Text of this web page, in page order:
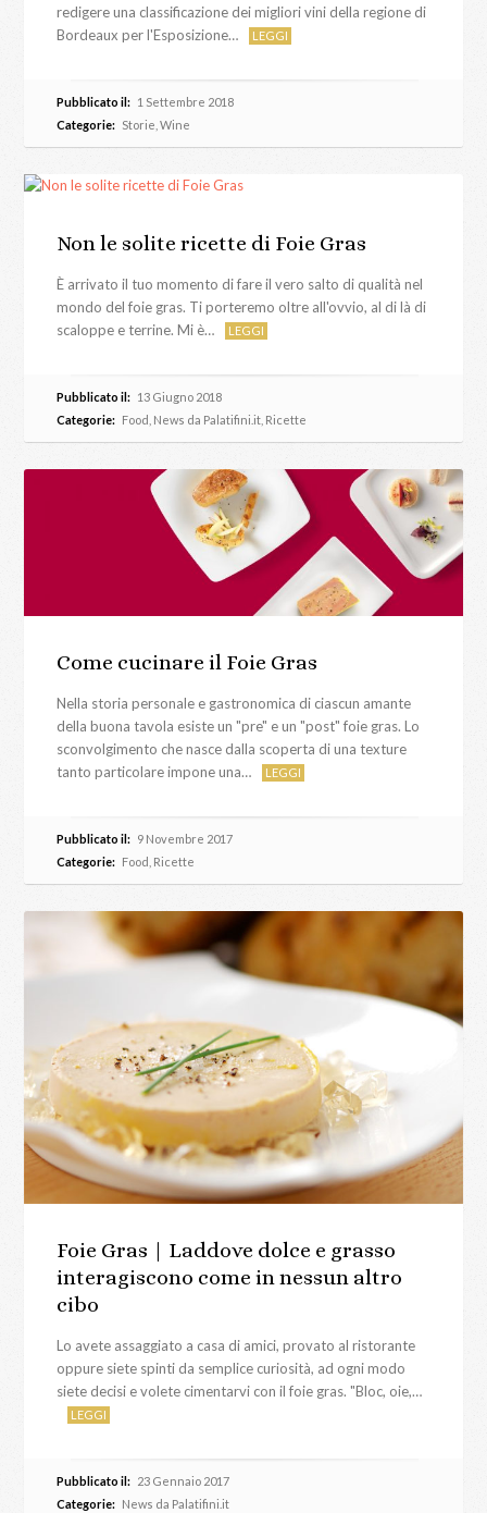
redigere una classificazione dei migliori vini della regione di
Bordeaux per l'Esposizione…
LEGGI
Pubblicato il: 1 Settembre 2018
Categorie: Storie ,Wine
Non le solite ricette di Foie Gras
È arrivato il tuo momento di fare il vero salto di qualità nel
mondo del foie gras. Ti porteremo oltre all'ovvio, al di là di
scaloppe e terrine. Mi è…
LEGGI
Pubblicato il: 13 Giugno 2018
Categorie: Food News da Palatifini.it Ricette
Come cucinare il Foie Gras
Nella storia personale e gastronomica di ciascun amante
della buona tavola esiste un "pre" e un "post" foie gras. Lo
sconvolgimento che nasce dalla scoperta di una texture
tanto particolare impone una…
LEGGI
Pubblicato il: 9 Novembre 2017
Categorie: Food Ricette
Foie Gras | Laddove dolce e grasso
interagiscono come in nessun altro
cibo
Lo avete assaggiato a casa di amici, provato al ristorante
oppure siete spinti da semplice curiosità, ad ogni modo
siete decisi e volete cimentarvi con il foie gras. "Bloc, oie,…
LEGGI
Pubblicato il: 23 Gennaio 2017
Categorie: News da Palatifini.it